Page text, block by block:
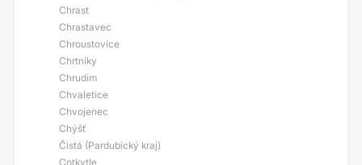
Chrast
Chrastavec
Chroustovice
Chrtníky
Chrudim
Chvaletice
Chvojenec
Chýšť
Čistá (Pardubický kraj)
Cotkytle